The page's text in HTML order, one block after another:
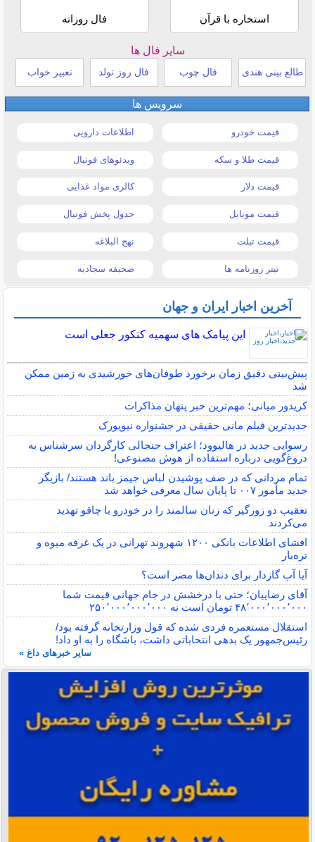
استخاره با قرآن فال روزانه
سایر فال ها
طالع بینی هندی فال چوب فال روز تولد تعبیر خواب
سرویس ها
قیمت خودرو اطلاعات دارویی
قیمت طلا و سکه ویدئوهای فوتبال
قیمت دلار کالری مواد غذایی
قیمت موبایل جدول پخش فوتبال
قیمت تبلت نهج البلاغه
تیتر روزنامه ها صحیفه سجادیه
آخرین اخبار ایران و جهان
این پیامک های سهمیه کنکور جعلی است
پیش‌بینی دقیق زمان برخورد طوفان‌های خورشیدی به زمین ممکن
شد
کریدور میانی؛ مهم‌ترین خبر پنهان مذاکرات
جدیدترین فیلم مانی حقیقی در جشنواره نیویورک
رسوایی جدید در هالیوود؛ اعتراف جنجالی کارگردان سرشناس به
دروغ‌گویی درباره استفاده از هوش مصنوعی!
تمام مردانی که در صف پوشیدن لباس جیمز باند هستند/ بازیگر
جدید مأمور ۰۰۷ تا پایان سال معرفی خواهد شد
تعقیب دو زورگیر که زنان سالمند را در خودرو با چاقو تهدید
می‌کردند
افشای اطلاعات بانکی ۱۲۰۰ شهروند تهرانی در یک غرفه میوه و
تره‌بار
آیا آب گازدار برای دندان‌ها مضر است؟
آقای رضاییان؛ حتی با درخشش در جام جهانی قیمت شما
۴۸٬۰۰۰٬۰۰۰٬۰۰۰ تومان است نه ۲۵۰٬۰۰۰٬۰۰۰٬۰۰۰
استقلال مستعمره فردی شده که قول وزارتخانه گرفته بود/
رئیس‌جمهور یک بدهی انتخاباتی داشت، باشگاه را به او داد!
سایر خبرهای داغ »